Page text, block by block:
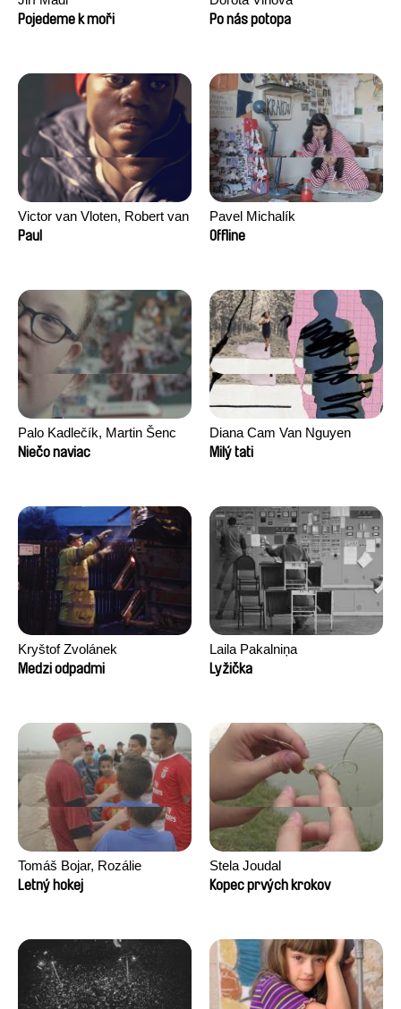
Pojedeme k moři
Po nás potopa
Victor van Vloten, Robert van
Wingerden
Paul
Pavel Michalík
Offline
Palo Kadlečík, Martin Šenc
Niečo naviac
Diana Cam Van Nguyen
Milý tati
Kryštof Zvolánek
Medzi odpadmi
Laila Pakalniņa
Lyžička
Tomáš Bojar, Rozálie
Kohoutová
Letný hokej
Stela Joudal
Kopec prvých krokov